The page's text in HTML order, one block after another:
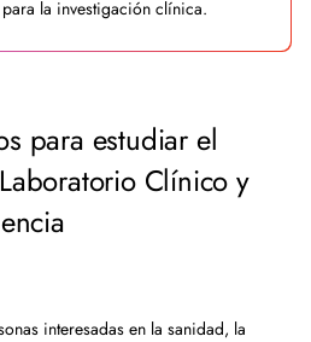
la investigación clínica.
para estudiar el
Clínico y
interesadas en la sanidad, la